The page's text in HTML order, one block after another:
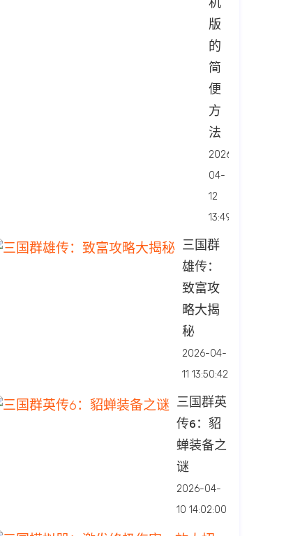
版
的
简
便
方
法
2026-
04-
12
13:49:28
三国群
雄传：
致富攻
略大揭
秘
2026-04-
11 13:50:42
三国群英
传6：貂
蝉装备之
谜
2026-04-
10 14:02:00